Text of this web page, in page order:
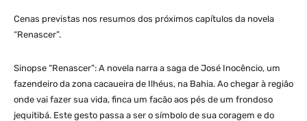
Cenas previstas nos resumos dos próximos capítulos da novela
“Renascer”.
Sinopse “Renascer”: A novela narra a saga de José Inocêncio, um
fazendeiro da zona cacaueira de Ilhéus, na Bahia. Ao chegar à região
onde vai fazer sua vida, finca um facão aos pés de um frondoso
jequitibá. Este gesto passa a ser o símbolo de sua coragem e do